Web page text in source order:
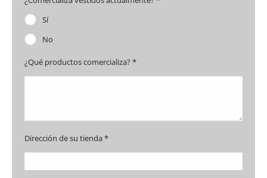
Sí
No
¿Qué productos comercializa? *
Dirección de su tienda *